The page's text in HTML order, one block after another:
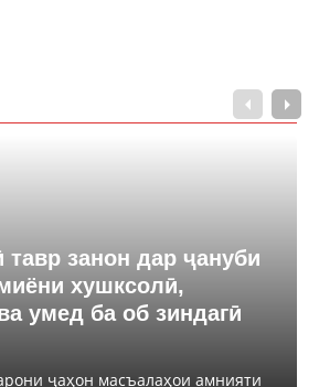
занон дар ҷануби
хушксолӣ,
умед ба об зиндагӣ
ҷаҳон масъалаҳои амнияти